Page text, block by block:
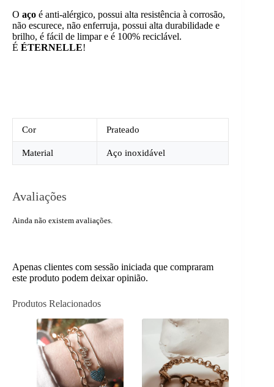
O aço é anti-alérgico, possui alta resistência à corrosão,
não escurece, não enferruja, possui alta durabilidade e
brilho, é fácil de limpar e é 100% reciclável.
É ÉTERNELLE!
Cor Prateado
Material Aço inoxidável
Avaliações
Ainda não existem avaliações.
Apenas clientes com sessão iniciada que compraram
este produto podem deixar opinião.
Produtos Relacionados